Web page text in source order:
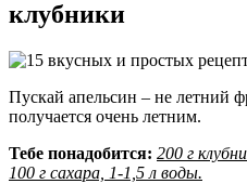
клубники
Пускай апельсин – не летний
получается очень летним.
Тебе понадобится: 200 г
100 г сахара, 1-1,5 л воды.